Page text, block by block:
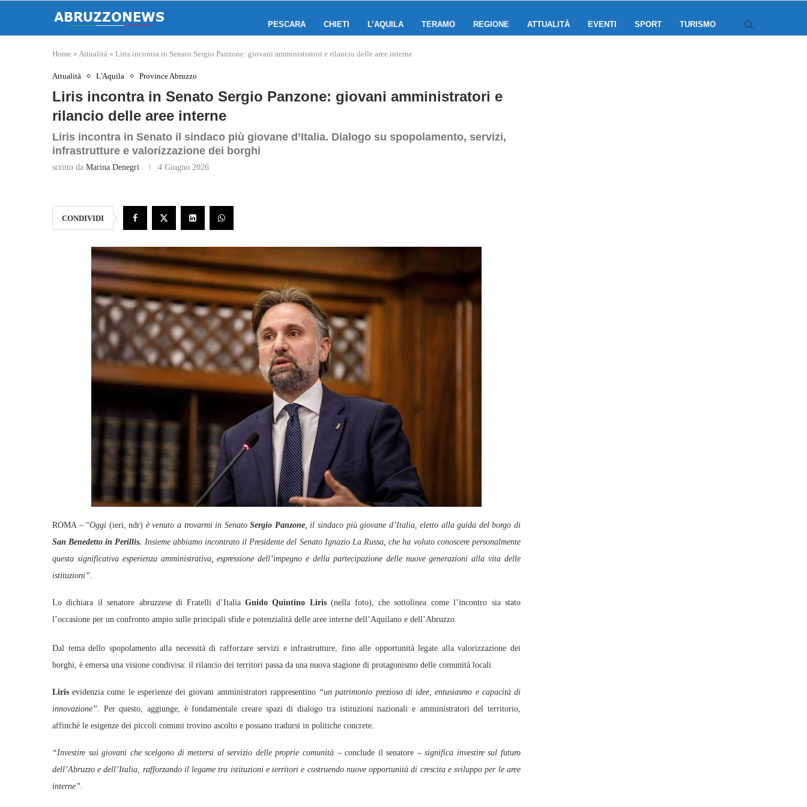
PESCARA CHIETI L’AQUILA TERAMO REGIONE ATTUALITÀ EVENTI SPORT TURISMO
Home » Attualità » Liris incontra in Senato Sergio Panzone: giovani amministratori e rilancio delle aree interne
Attualità L'Aquila Province Abruzzo
Liris incontra in Senato Sergio Panzone: giovani amministratori e
rilancio delle aree interne
Liris incontra in Senato il sindaco più giovane d’Italia. Dialogo su spopolamento, servizi,
infrastrutture e valorizzazione dei borghi
scritto da Marina Denegri 4 Giugno 2026
CONDIVIDI
ROMA – “Oggi (ieri, ndr) è venuto a trovarmi in SenatoSergio Panzone, il sindaco più giovane d’Italia, eletto alla guida del borgo di
San Benedetto in Perillis. Insieme abbiamo incontrato il Presidente del Senato Ignazio La Russa, che ha voluto conoscere personalmente
questa significativa esperienza amministrativa, espressione dell’impegno e della partecipazione delle nuove generazioni alla vita delle
istituzioni”.
Lo dichiara il senatore abruzzese di Fratelli d’ItaliaGuido Quintino Liris(nella foto), che sottolinea come l’incontro sia stato
l’occasione per un confronto ampio sulle principali sfide e potenzialità delle aree interne dell’Aquilano e dell’Abruzzo.
Dal tema dello spopolamento alla necessità di rafforzare servizi e infrastrutture, fino alle opportunità legate alla valorizzazione dei
borghi, è emersa una visione condivisa: il rilancio dei territori passa da una nuova stagione di protagonismo delle comunità locali.
Liris evidenzia come le esperienze dei giovani amministratori rappresentino “un patrimonio prezioso di idee, entusiasmo e capacità di
innovazione”. Per questo, aggiunge, è fondamentale creare spazi di dialogo tra istituzioni nazionali e amministratori del territorio,
affinché le esigenze dei piccoli comuni trovino ascolto e possano tradursi in politiche concrete.
“Investire sui giovani che scelgono di mettersi al servizio delle proprie comunità – conclude il senatore –significa investire sul futuro
dell’Abruzzo e dell’Italia, rafforzando il legame tra istituzioni e territori e costruendo nuove opportunità di crescita e sviluppo per le aree
interne”.